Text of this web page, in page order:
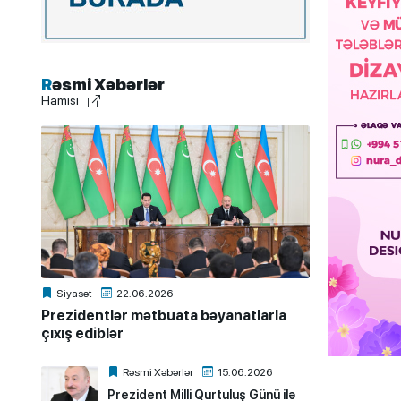
Rəsmi Xəbərlər
Hamısı
Siyasət 22.06.2026
Prezidentlər mətbuata bəyanatlarla
çıxış ediblər
Rəsmi Xəbərlər 15.06.2026
Prezident Milli Qurtuluş Günü ilə